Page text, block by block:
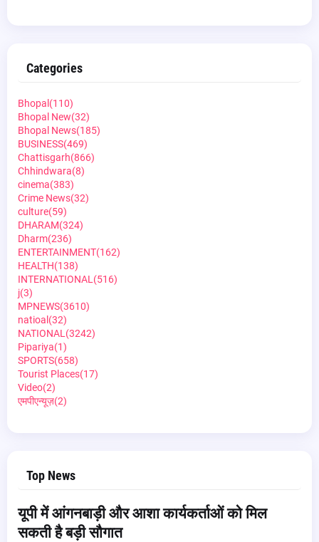
Categories
Bhopal (110)
Bhopal New(32)
Bhopal News(185)
BUSINESS(469)
Chattisgarh(866)
Chhindwara(8)
cinema(383)
Crime News(32)
culture(59)
DHARAM(324)
Dharm(236)
ENTERTAINMENT(162)
HEALTH(138)
INTERNATIONAL (516)
j(3)
MPNEWS(3610)
natioal (32)
NATIONAL (3242)
Pipariya(1)
SPORTS(658)
Tourist Places(17)
Video(2)
एमपीएन्यूज़(2)
Top News
यूपी में आंगनबाड़ी और आशा कार्यकर्ताओं को मिल
सकती है बड़ी सौगात